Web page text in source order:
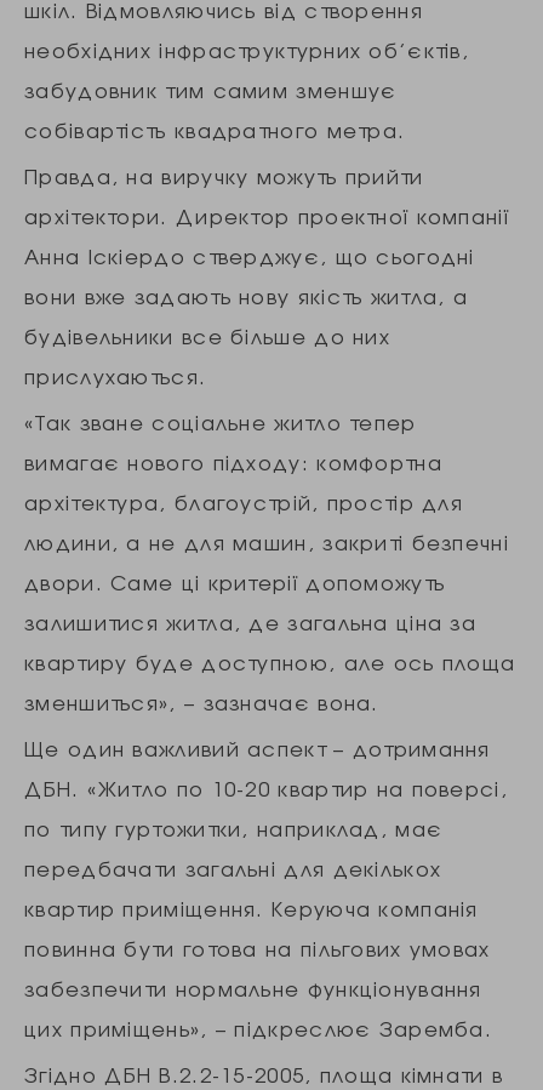
шкіл. Відмовляючись від створення
необхідних інфраструктурних об’єктів,
забудовник тим самим зменшує
собівартість квадратного метра.
Правда, на виручку можуть прийти
архітектори. Директор проектної компанії
Анна Іскіердо стверджує, що сьогодні
вони вже задають нову якість житла, а
будівельники все більше до них
прислухаються.
«Так зване соціальне житло тепер
вимагає нового підходу: комфортна
архітектура, благоустрій, простір для
людини, а не для машин, закриті безпечні
двори. Саме ці критерії допоможуть
залишитися житла, де загальна ціна за
квартиру буде доступною, але ось площа
зменшиться», – зазначає вона.
Ще один важливий аспект – дотримання
ДБН. «Житло по 10-20 квартир на поверсі,
по типу гуртожитки, наприклад, має
передбачати загальні для декількох
квартир приміщення. Керуюча компанія
повинна бути готова на пільгових умовах
забезпечити нормальне функціонування
цих приміщень», – підкреслює Заремба.
Згідно ДБН В.2.2-15-2005, площа кімнати в